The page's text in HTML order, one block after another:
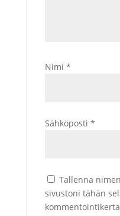
Nimi *
Sähköposti *
Tallenna
sivustoni tähän